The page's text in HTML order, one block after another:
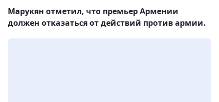
Марукян отметил, что премьер Армении
должен отказаться от действий против армии.